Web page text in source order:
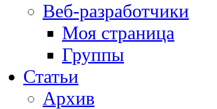
Веб-разработчики
Моя страница
Группы
Статьи
Архив